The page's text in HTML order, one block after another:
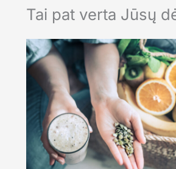
Tai pat verta Jūsų